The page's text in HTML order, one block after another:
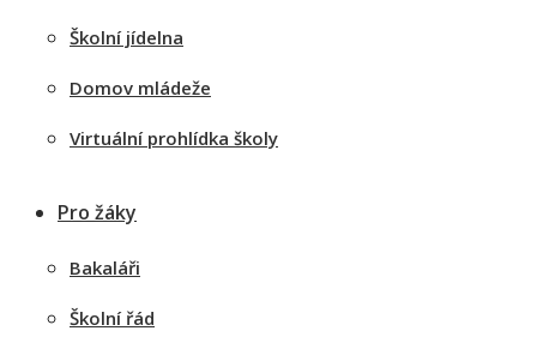
Školní jídelna
Domov mládeže
Virtuální prohlídka školy
Pro žáky
Bakaláři
Školní řád